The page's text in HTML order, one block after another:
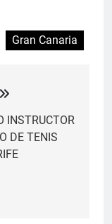
Gran Canaria
INSTRUCTOR
DE TENIS